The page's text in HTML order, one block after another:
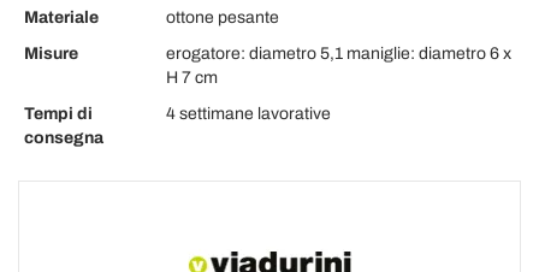
Materiale
ottone pesante
Misure
erogatore: diametro 5,1 maniglie: diametro 6 x
H 7 cm
Tempi di
consegna
4 settimane lavorative